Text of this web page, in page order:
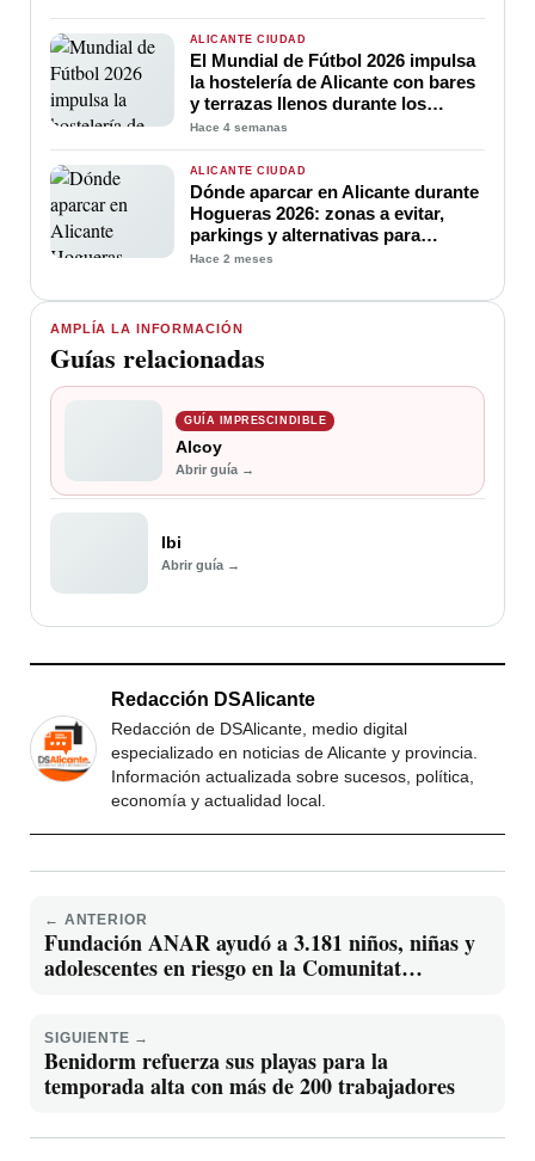
AMPLÍA LA INFORMACIÓN
Guías relacionadas
GUÍA IMPRESCINDIBLE
Alcoy
Abrir guía →
Ibi
Abrir guía →
toda la familia durante las
Hogueras 2026
ALICANTE CIUDAD
El Mundial de Fútbol 2026 impulsa
la hostelería de Alicante con bares
y terrazas llenos durante los
partidos de España
Hace 4 semanas
ALICANTE CIUDAD
Dónde aparcar en Alicante durante
Hogueras 2026: zonas a evitar,
parkings y alternativas para
moverse
Hace 2 meses
Redacción DSAlicante
Redacción de DSAlicante, medio digital
especializado en noticias de Alicante y provincia.
Información actualizada sobre sucesos, política,
economía y actualidad local.
← ANTERIOR
Fundación ANAR ayudó a 3.181 niños, niñas y
adolescentes en riesgo en la Comunitat
SIGUIENTE →
Benidorm refuerza sus playas para la
temporada alta con más de 200 trabajadores